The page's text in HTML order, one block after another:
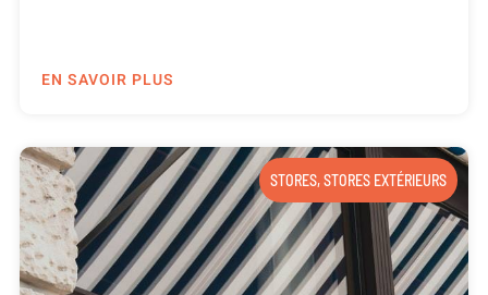
EN SAVOIR PLUS
STORES,STORES EXTÉRIEURS